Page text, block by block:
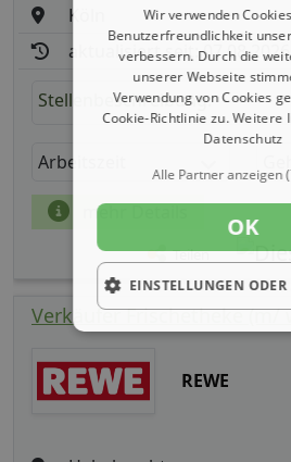
Köln
aktualisiert seit: 07.08.2026
Stellenbeschreibung:
Arbeitszeit
mehr Details
Teilen
Verkäufer Frischetheke (m/
REWE
Wir verwenden
Benutzerfreundlichkeit
verbessern. Durch die
unserer Webseite
Verwendung von Cookies
Cookie-Richtlinie zu.Weitere
Datenschutz
Alle Partner anzeigen
OK
EINSTELLUNGEN